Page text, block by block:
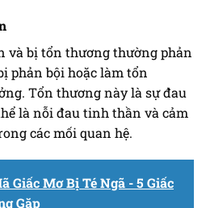
và bị tổn thương thường phản
phản bội hoặc làm tổn
Tổn thương này là sự đau
là nỗi đau tinh thần và cảm
các mối quan hệ.
Giấc Mơ Bị Té Ngã - 5 Giấc
Gặp